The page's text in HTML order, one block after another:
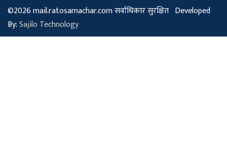
©2026 mail.ratosamachar.com सर्वाधिकार सुरक्षित Developed
By:Sajilo Technology